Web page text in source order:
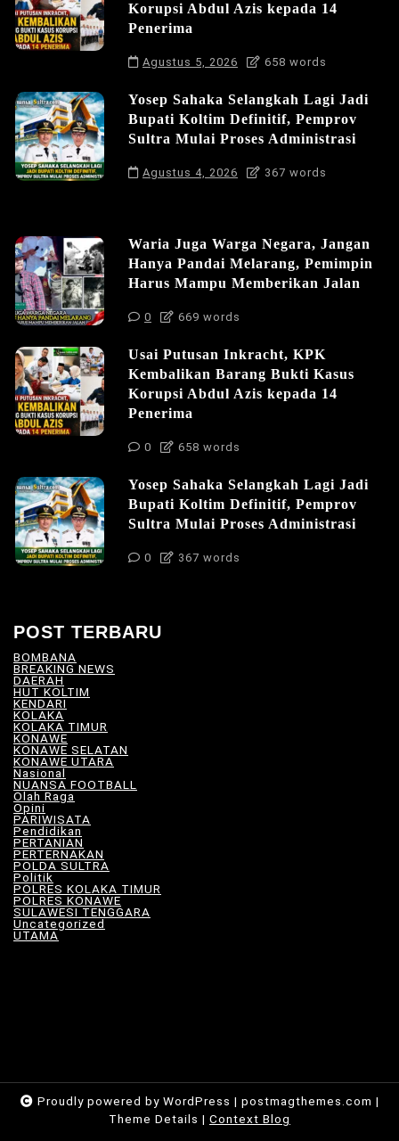
Korupsi Abdul Azis kepada 14
Penerima
Agustus 5, 2026 658 words
Yosep Sahaka Selangkah Lagi Jadi
Bupati Koltim Definitif, Pemprov
Sultra Mulai Proses Administrasi
Agustus 4, 2026 367 words
Waria Juga Warga Negara, Jangan
Hanya Pandai Melarang, Pemimpin
Harus Mampu Memberikan Jalan
0 669 words
Usai Putusan Inkracht, KPK
Kembalikan Barang Bukti Kasus
Korupsi Abdul Azis kepada 14
Penerima
0 658 words
Yosep Sahaka Selangkah Lagi Jadi
Bupati Koltim Definitif, Pemprov
Sultra Mulai Proses Administrasi
0 367 words
POST TERBARU
BOMBANA
BREAKING NEWS
DAERAH
HUT KOLTIM
KENDARI
KOLAKA
KOLAKA TIMUR
KONAWE
KONAWE SELATAN
KONAWE UTARA
Nasional
NUANSA FOOTBALL
Olah Raga
Opini (6)
PARIWISATA
Pendidikan
PERTANIAN
PERTERNAKAN
POLDA SULTRA
Politik
POLRES KOLAKA TIMUR
POLRES KONAWE
SULAWESI TENGGARA
Uncategorized
UTAMA(180)
Proudly powered by WordPress | postmagthemes.com |
Theme Details | Context Blog